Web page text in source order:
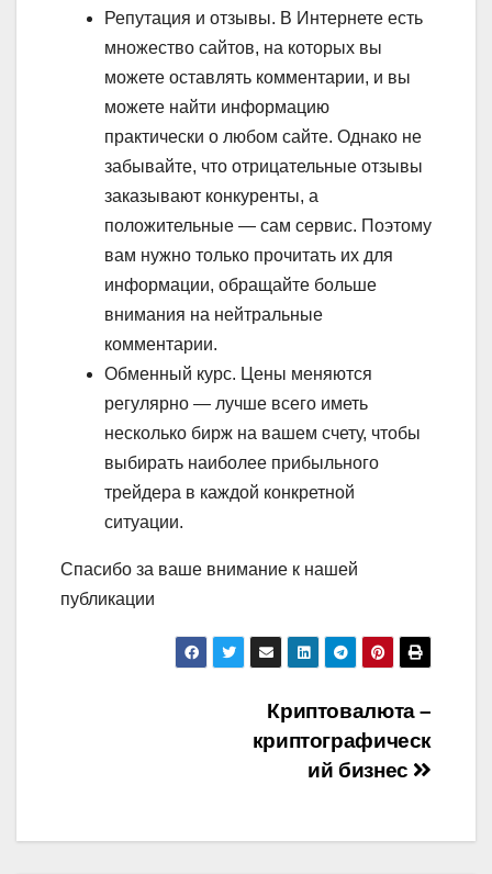
Репутация и отзывы. В Интернете есть
множество сайтов, на которых вы
можете оставлять комментарии, и вы
можете найти информацию
практически о любом сайте. Однако не
забывайте, что отрицательные отзывы
заказывают конкуренты, а
положительные — сам сервис. Поэтому
вам нужно только прочитать их для
информации, обращайте больше
внимания на нейтральные
комментарии.
Обменный курс. Цены меняются
регулярно — лучше всего иметь
несколько бирж на вашем счету, чтобы
выбирать наиболее прибыльного
трейдера в каждой конкретной
ситуации.
Спасибо за ваше внимание к нашей
публикации
Криптовалюта –
криптографическ
ий бизнес